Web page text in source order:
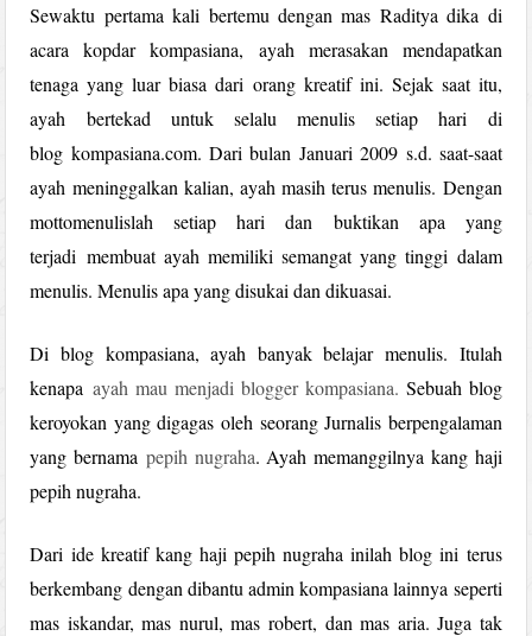
Sewaktu pertama kali bertemu dengan mas Raditya dika di
acara kopdar kompasiana, ayah merasakan mendapatkan
tenaga yang luar biasa dari orang kreatif ini. Sejak saat itu,
ayah bertekad untuk selalu menulis setiap hari di
blog kompasiana.com. Dari bulan Januari 2009 s.d. saat-saat
ayah meninggalkan kalian, ayah masih terus menulis. Dengan
mottomenulislah setiap hari dan buktikan apa yang
terjadi membuat ayah memiliki semangat yang tinggi dalam
menulis. Menulis apa yang disukai dan dikuasai.
Di blog kompasiana, ayah banyak belajar menulis. Itulah
kenapa ayah mau menjadi blogger kompasiana. Sebuah blog
keroyokan yang digagas oleh seorang Jurnalis berpengalaman
yang bernama pepih nugraha. Ayah memanggilnya kang haji
pepih nugraha.
Dari ide kreatif kang haji pepih nugraha inilah blog ini terus
berkembang dengan dibantu admin kompasiana lainnya seperti
mas iskandar, mas nurul, mas robert, dan mas aria. Juga tak